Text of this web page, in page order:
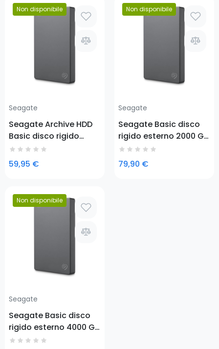
Non disponibile
Seagate
Seagate Archive HDD
Basic disco rigido
esterno 1000 GB
Argento
59,95 €
Non disponibile
Seagate
Seagate Basic disco
rigido esterno 2000 GB
Argento
79,90 €
Non disponibile
Seagate
Seagate Basic disco
rigido esterno 4000 GB
Argento